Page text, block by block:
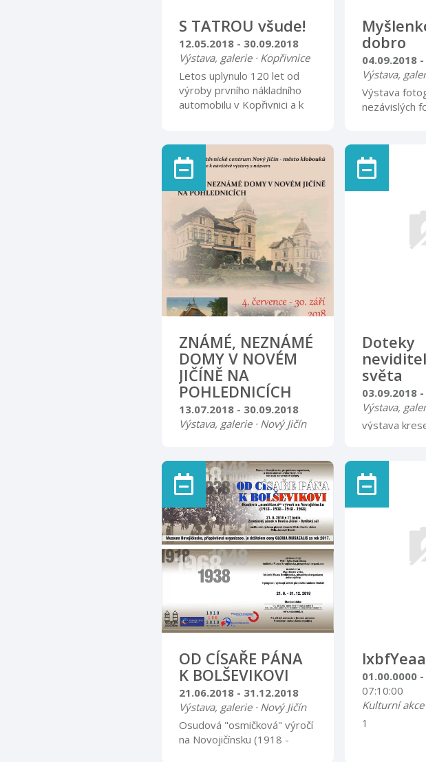
modistek.
se uskuteční
června 2018 v
S TATROU všude!
12.05.2018 - 30.09.2018
Výstava, galerie · Kopřivnice
Letos uplynulo 120 let od
výroby prvního nákladního
automobilu v Kopřivnici a k
Kopřivnici ve středu 9. 5.
2018 v 17 hodin zahájena
výstava s názvem: S Tatrou
všude! Prostřednictvím
prospektů nákladních
vozidel, má výstava za cíl
vizuální formou prezentovat
bohatou výrobní produkci
automobilky, která se
nesmazatelně zapsala do
dějin techniky 20. století.
Vedle technických dat a
automobilů, jsou prospekty
pestrou prezentací ...
dobro
04.09.2018
Výstava,
Výstava
nezávislých
hospice
galerie
centra
ZNÁMÉ, NEZNÁMÉ
DOMY V NOVÉM
JIČÍNĚ NA
POHLEDNICÍCH
13.07.2018 - 30.09.2018
Výstava, galerie · Nový Jičín
názvem ZNÁMÉ, NEZNÁMÉ
DOMY V NOVÉM JIČÍNĚ NA
POHLEDNICÍCH ze sbírky
Ivana Bartoně. Výstava bude
k vidění od úterý 3. července
2018 do neděle 30. září v
placené expozici klobouků
návštěvnického centra. Při
vernisáži dne 3. července
bude výstava zdarma.
Těšíme se na Vás.
Doteky
světa
03.09.2018
Výstava,
výstava
Říká se jim
nevědomí,
bůh …
nese léčivé
energie.
paní PhDr.
Výstava je k
OD CÍSAŘE PÁNA
K BOLŠEVIKOVI
21.06.2018 - 31.12.2018
Výstava, galerie · Nový Jičín
Osudová "osmičková" výročí
na Novojičínsku (1918 -
lxbfYeaa
01.00.0000
07:10:00
Kulturní akce
1